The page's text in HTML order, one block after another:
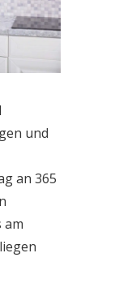
an 365
am